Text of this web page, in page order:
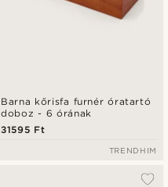
Barna kőrisfa furnér óratartó
doboz - 6 órának
31595 Ft
TRENDHIM